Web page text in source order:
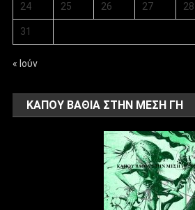
24 25 26 27 28
31
« Ιούν
ΚΑΠΟΥ ΒΑΘΙΑ ΣΤΗΝ ΜΕΣΗ ΓΗ